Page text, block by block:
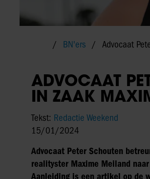
BN'ers Advocaat
ADVOCAAT
IN ZAAK
Tekst: Redactie Weekend
15/01/2024
Advocaat Peter Schouten
realityster Maxime Meiland
Aanleiding is een artikel op de